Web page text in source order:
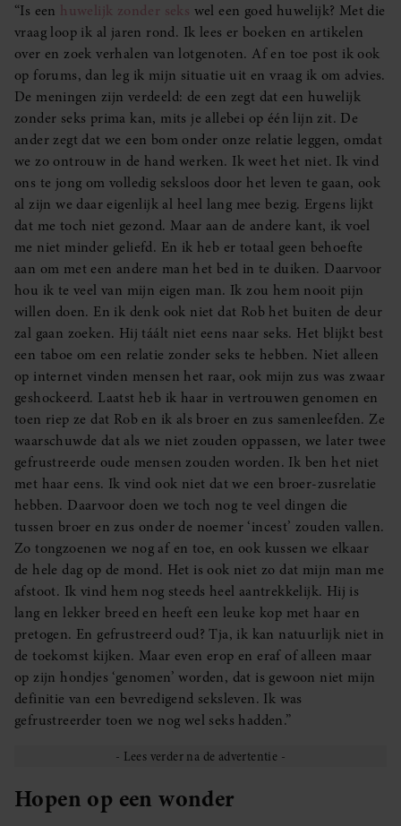
“Is een huwelijk zonder seks wel een goed huwelijk? Met die
vraag loop ik al jaren rond. Ik lees er boeken en artikelen
over en zoek verhalen van lotgenoten. Af en toe post ik ook
op forums, dan leg ik mijn situatie uit en vraag ik om advies.
De meningen zijn verdeeld: de een zegt dat een huwelijk
zonder seks prima kan, mits je allebei op één lijn zit. De
ander zegt dat we een bom onder onze relatie leggen, omdat
we zo ontrouw in de hand werken. Ik weet het niet. Ik vind
ons te jong om volledig seksloos door het leven te gaan, ook
al zijn we daar eigenlijk al heel lang mee bezig. Ergens lijkt
dat me toch niet gezond. Maar aan de andere kant, ik voel
me niet minder geliefd. En ik heb er totaal geen behoefte
aan om met een andere man het bed in te duiken. Daarvoor
hou ik te veel van mijn eigen man. Ik zou hem nooit pijn
willen doen. En ik denk ook niet dat Rob het buiten de deur
zal gaan zoeken. Hij táált niet eens naar seks. Het blijkt best
een taboe om een relatie zonder seks te hebben. Niet alleen
op internet vinden mensen het raar, ook mijn zus was zwaar
geshockeerd. Laatst heb ik haar in vertrouwen genomen en
toen riep ze dat Rob en ik als broer en zus samenleefden. Ze
waarschuwde dat als we niet zouden oppassen, we later twee
gefrustreerde oude mensen zouden worden. Ik ben het niet
met haar eens. Ik vind ook niet dat we een broer-zusrelatie
hebben. Daarvoor doen we toch nog te veel dingen die
tussen broer en zus onder de noemer ‘incest’ zouden vallen.
Zo tongzoenen we nog af en toe, en ook kussen we elkaar
de hele dag op de mond. Het is ook niet zo dat mijn man me
afstoot. Ik vind hem nog steeds heel aantrekkelijk. Hij is
lang en lekker breed en heeft een leuke kop met haar en
pretogen. En gefrustreerd oud? Tja, ik kan natuurlijk niet in
de toekomst kijken. Maar even erop en eraf of alleen maar
op zijn hondjes ‘genomen’ worden, dat is gewoon niet mijn
definitie van een bevredigend seksleven. Ik was
gefrustreerder toen we nog wel seks hadden.”
Hopen op een wonder